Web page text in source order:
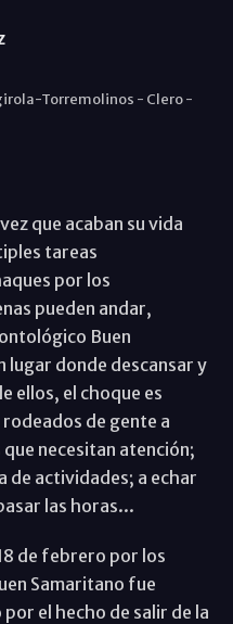
Torremolinos - Clero-
que acaban su vida
tareas
por los
pueden andar,
Buen
lugar donde descansar y
ellos, el choque es
de gente a
necesitan atención;
de actividades; a echar
las horas...
de febrero por los
Samaritano fue
el hecho de salir de la